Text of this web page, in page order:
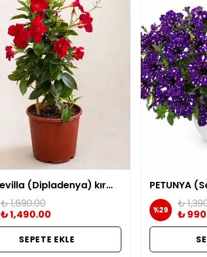
Mandevilla (Dipladenya) kırmızı
₺ 1,690.00
₺ 1,490.00
SEPETE EKLE
%29
₺
₺